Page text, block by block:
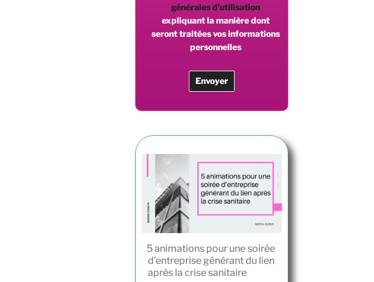
générales d’utilisation
expliquant la manière dont
seront traitées vos informations
personnelles
5 animations pour une soirée
d’entreprise générant du lien
après la crise sanitaire